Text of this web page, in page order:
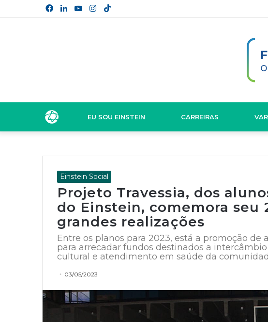
Facebook
LinkedinYouTubeInstagram
EU SOU EINSTEIN CARREIRAS
Einstein Social
Projeto Travessia, dos
do Einstein, comemora seu
grandes realizações
Entre os planos para 2023, está a promoção de
para arrecadar fundos destinados a
cultural e atendimento em saúde da
03/05/2023